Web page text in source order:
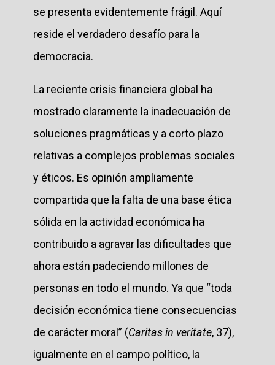
se presenta evidentemente frágil. Aquí
reside el verdadero desafío para la
democracia.
La reciente crisis financiera global ha
mostrado claramente la inadecuación de
soluciones pragmáticas y a corto plazo
relativas a complejos problemas sociales
y éticos. Es opinión ampliamente
compartida que la falta de una base ética
sólida en la actividad económica ha
contribuido a agravar las dificultades que
ahora están padeciendo millones de
personas en todo el mundo. Ya que “toda
decisión económica tiene consecuencias
de carácter moral” (Caritas in veritate, 37),
igualmente en el campo político, la